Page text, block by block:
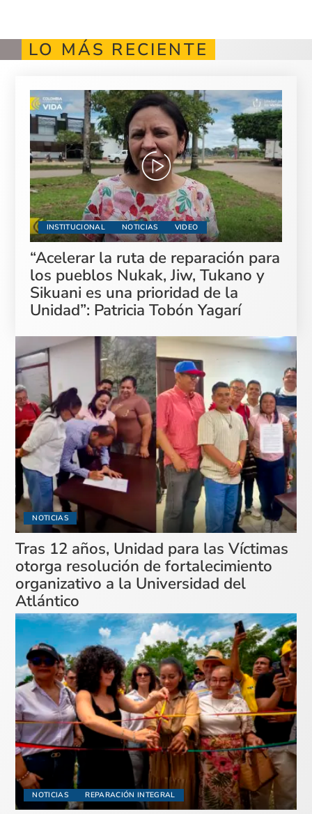
LO MÁS RECIENTE
INSTITUCIONAL NOTICIAS VIDEO
“Acelerar la ruta de reparación para
los pueblos Nukak, Jiw, Tukano y
Sikuani es una prioridad de la
Unidad”: Patricia Tobón Yagarí
NOTICIAS
Tras 12 años, Unidad para las Víctimas
otorga resolución de fortalecimiento
organizativo a la Universidad del
Atlántico
NOTICIAS REPARACIÓN INTEGRAL